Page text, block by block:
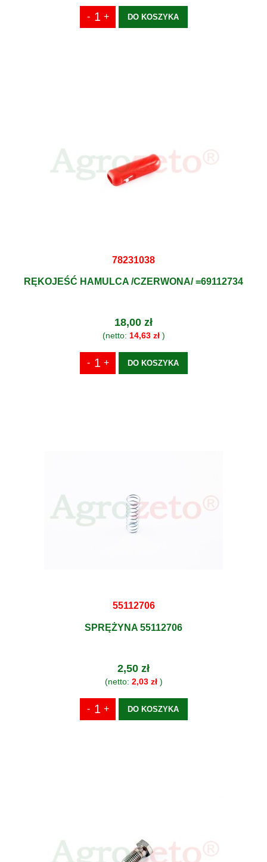
DO KOSZYKA
78231038
RĘKOJEŚĆ HAMULCA /CZERWONA/ =69112734
18,00 zł
(netto: 14,63 zł)
DO KOSZYKA
55112706
SPRĘŻYNA 55112706
2,50 zł
(netto: 2,03 zł)
DO KOSZYKA